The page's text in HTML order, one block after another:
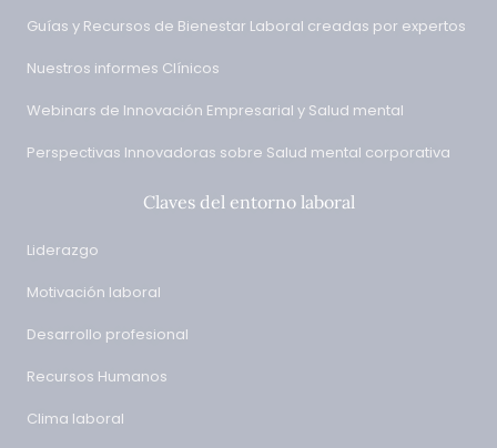
Guías y Recursos de Bienestar Laboral creadas por expertos
Nuestros informes Clínicos
Webinars de Innovación Empresarial y Salud mental
Perspectivas Innovadoras sobre Salud mental corporativa
Claves del entorno laboral
Liderazgo
Motivación laboral
Desarrollo profesional
Recursos Humanos
Clima laboral